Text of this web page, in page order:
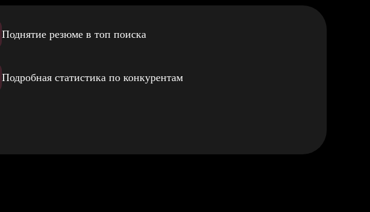
Поднятие резюме в топ поиска
Подробная статистика по конкурентам